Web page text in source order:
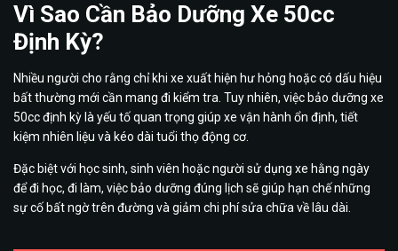
Vì Sao Cần Bảo Dưỡng Xe 50cc
Định Kỳ?
Nhiều người cho rằng chỉ khi xe xuất hiện hư hỏng hoặc có dấu hiệu
bất thường mới cần mang đi kiểm tra. Tuy nhiên, việc bảo dưỡng xe
50cc định kỳ là yếu tố quan trọng giúp xe vận hành ổn định, tiết
kiệm nhiên liệu và kéo dài tuổi thọ động cơ.
Đặc biệt với học sinh, sinh viên hoặc người sử dụng xe hằng ngày
để đi học, đi làm, việc bảo dưỡng đúng lịch sẽ giúp hạn chế những
sự cố bất ngờ trên đường và giảm chi phí sửa chữa về lâu dài.